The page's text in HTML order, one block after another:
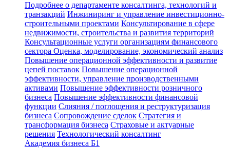
Подробнее о департаменте консалтинга, технологий и
транзакций Инжиниринг и управление инвестиционно-
строительными проектами Консультирование в сфере
недвижимости, строительства и развития территорий
Консультационные услуги организациям финансового
сектора Оценка, моделирование, экономический анализ
Повышение операционной эффективности и развитие
цепей поставок Повышение операционной
эффективности, управление производственными
активами Повышение эффективности розничного
бизнеса Повышение эффективности финансовой
функции Слияния / поглощения и реструктуризация
бизнеса Сопровождение сделок Стратегия и
трансформация бизнеса Страховые и актуарные
решения Технологический консалтинг
Академия бизнеса Б1